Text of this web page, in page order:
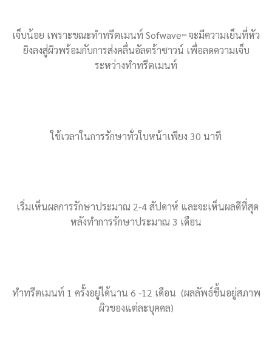
เจ็บน้อย เพราะขณะทำทรีตเมนท์ Sofwave™ จะมีความเย็นที่หัว
ยิงลงสู่ผิวพร้อมกับการส่งคลื่นอัลตร้าซาวน์ เพื่อลดความเจ็บ
ระหว่างทำทรีตเมนท์
ใช้เวลาในการรักษาทั่วใบหน้าเพียง 30 นาที
เริ่มเห็นผลการรักษาประมาณ 2-4 สัปดาห์ และจะเห็นผลดีที่สุด
หลังทำการรักษาประมาณ 3 เดือน
ทำทรีตเมนท์ 1 ครั้งอยู่ได้นาน 6 -12 เดือน (ผลลัพธ์ขึ้นอยู่สภาพ
ผิวของแต่ละบุคคล)